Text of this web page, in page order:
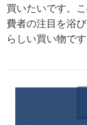
買いたいです。
費者の注目を浴
らしい買い物です